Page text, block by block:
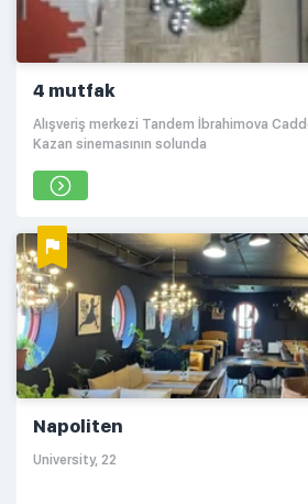
4 mutfak
​Alışveriş merkezi Tandem İbrahimova
Kazan sinemasının solunda
Napoliten
​University, 22